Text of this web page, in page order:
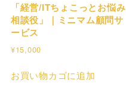
「経営/ITちょこっとお悩み
相談役」｜ミニマム顧問サ
ービス
¥15,000
お買い物カゴに追加